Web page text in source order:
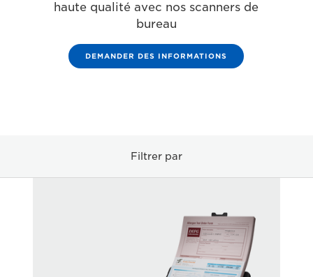
haute qualité avec nos scanners de
bureau
DEMANDER DES INFORMATIONS
Filtrer par